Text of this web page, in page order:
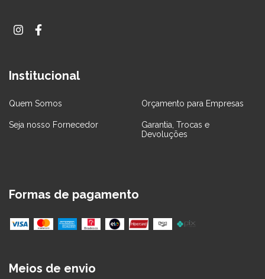
Institucional
Quem Somos Orçamento para Empresas
Seja nosso Fornecedor
Garantia, Trocas e
Devoluções
Formas de pagamento
Meios de envio